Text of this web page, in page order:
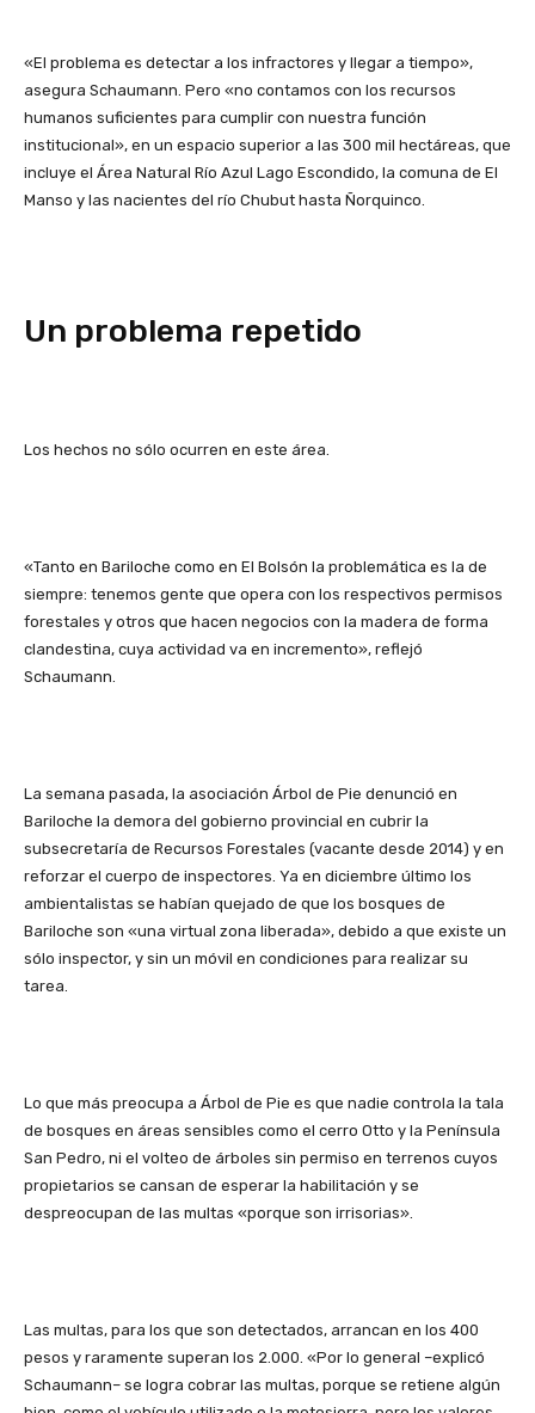
«El problema es detectar a los infractores y llegar a tiempo»,
asegura Schaumann. Pero «no contamos con los recursos
humanos suficientes para cumplir con nuestra función
institucional», en un espacio superior a las 300 mil hectáreas, que
incluye el Área Natural Río Azul Lago Escondido, la comuna de El
Manso y las nacientes del río Chubut hasta Ñorquinco.
Un problema repetido
Los hechos no sólo ocurren en este área.
«Tanto en Bariloche como en El Bolsón la problemática es la de
siempre: tenemos gente que opera con los respectivos permisos
forestales y otros que hacen negocios con la madera de forma
clandestina, cuya actividad va en incremento», reflejó
Schaumann.
La semana pasada, la asociación Árbol de Pie denunció en
Bariloche la demora del gobierno provincial en cubrir la
subsecretaría de Recursos Forestales (vacante desde 2014) y en
reforzar el cuerpo de inspectores. Ya en diciembre último los
ambientalistas se habían quejado de que los bosques de
Bariloche son «una virtual zona liberada», debido a que existe un
sólo inspector, y sin un móvil en condiciones para realizar su
tarea.
Lo que más preocupa a Árbol de Pie es que nadie controla la tala
de bosques en áreas sensibles como el cerro Otto y la Península
San Pedro, ni el volteo de árboles sin permiso en terrenos cuyos
propietarios se cansan de esperar la habilitación y se
despreocupan de las multas «porque son irrisorias».
Las multas, para los que son detectados, arrancan en los 400
pesos y raramente superan los 2.000. «Por lo general –explicó
Schaumann– se logra cobrar las multas, porque se retiene algún